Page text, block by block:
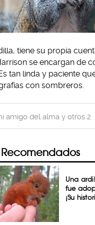
tiene su propia
se encargan de
tan linda y paciente
con sombreros.
amigo del alma y otros 2
Una
fue
¡Su